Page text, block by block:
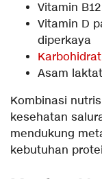
Vitamin B12
Vitamin D
diperkaya
Karbohidrat
Asam laktat
Kombinasi
kesehatan
mendukung
kebutuhan